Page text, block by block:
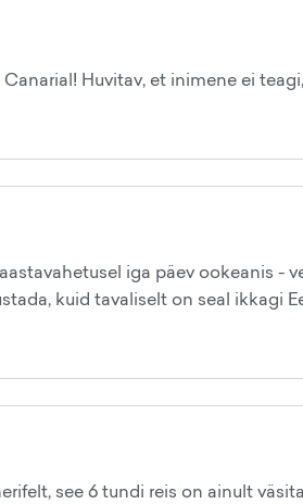
Huvitav, et inimene ei
iga päev ookeanis -
kuid tavaliselt on seal ikkagi
see 6 tundi reis on ainult